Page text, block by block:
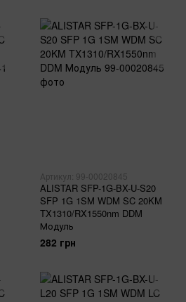
Артикул: 99-00020845
ALISTAR SFP-1G-BX-U-S20
SFP 1G 1SM WDM SC 20KM
TX1310/RX1550nm DDM
Модуль
282 грн